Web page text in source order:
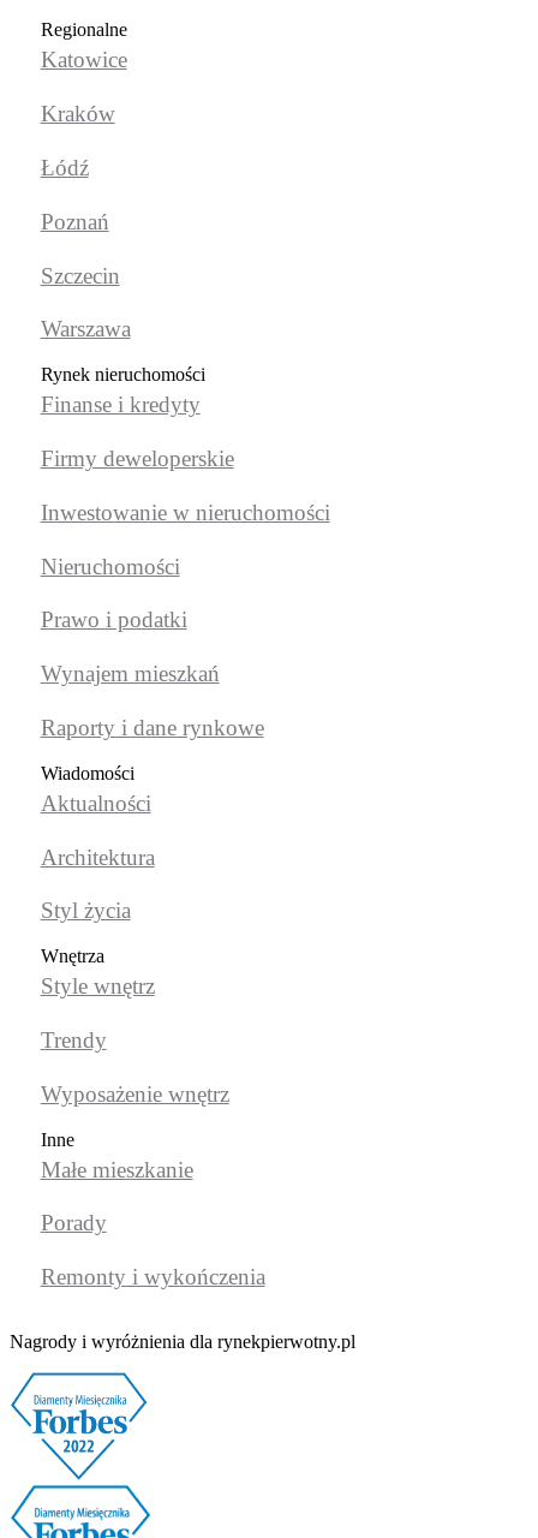
Regionalne
Katowice
Kraków
Łódź
Poznań
Szczecin
Warszawa
Rynek nieruchomości
Finanse i kredyty
Firmy deweloperskie
Inwestowanie w nieruchomości
Nieruchomości
Prawo i podatki
Wynajem mieszkań
Raporty i dane rynkowe
Wiadomości
Aktualności
Architektura
Styl życia
Wnętrza
Style wnętrz
Trendy
Wyposażenie wnętrz
Inne
Małe mieszkanie
Porady
Remonty i wykończenia
Nagrody i wyróżnienia dla rynekpierwotny.pl